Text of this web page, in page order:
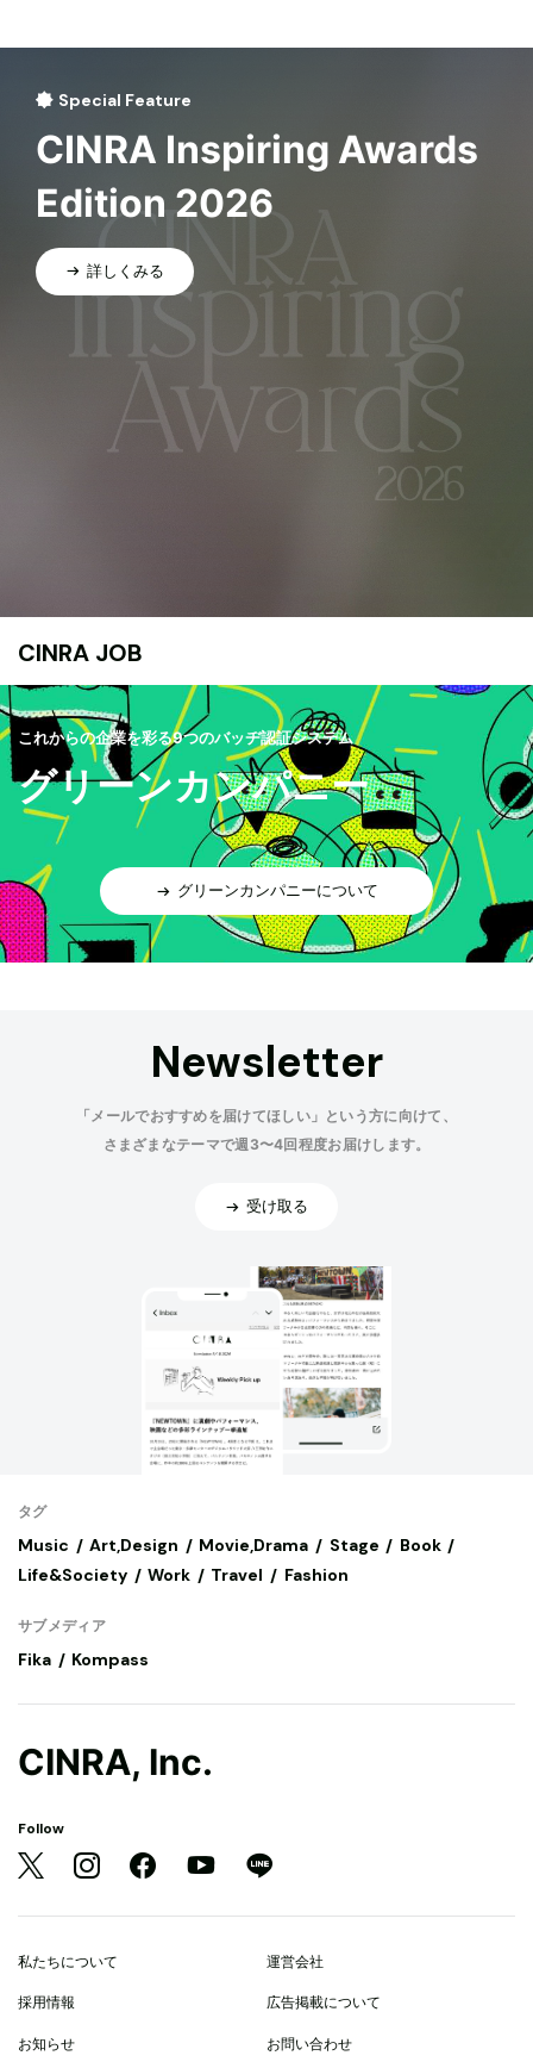
Special Feature
CINRA Inspiring Awards
Edition 2026
詳しくみる
CINRA JOB
これからの企業を彩る9つのバッヂ認証システム
グリーンカンパニー
グリーンカンパニーについて
Newsletter
「メールでおすすめを届けてほしい」という方に向けて、
さまざまなテーマで週3〜4回程度お届けします。
受け取る
タグ
Music Art,Design Movie,Drama Stage
Book
Life&Society
Work Travel Fashion
サブメディア
Fika Kompass
CINRA, Inc.
Follow
私たちについて 運営会社
採用情報 広告掲載について
お知らせ お問い合わせ